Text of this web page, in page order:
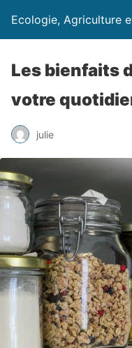
Ecologie, Agriculture
Les bienfaits
votre
julie